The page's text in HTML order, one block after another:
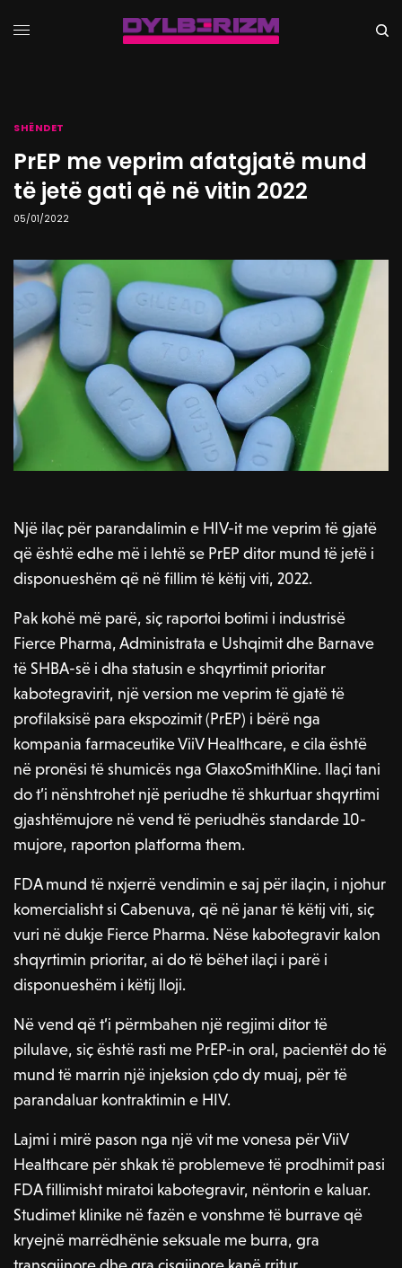
SHËNDET
PrEP me veprim afatgjatë mund
të jetë gati që në vitin 2022
05/01/2022
Një ilaç për parandalimin e HIV-it me veprim të gjatë
që është edhe më i lehtë se PrEP ditor mund të jetë i
disponueshëm që në fillim të këtij viti, 2022.
Pak kohë më parë, siç raportoi botimi i industrisë
Fierce Pharma, Administrata e Ushqimit dhe Barnave
të SHBA-së i dha statusin e shqyrtimit prioritar
kabotegravirit, një version me veprim të gjatë të
profilaksisë para ekspozimit (PrEP) i bërë nga
kompania farmaceutike ViiV Healthcare, e cila është
në pronësi të shumicës nga GlaxoSmithKline. Ilaçi tani
do t’i nënshtrohet një periudhe të shkurtuar shqyrtimi
gjashtëmujore në vend të periudhës standarde 10-
mujore, raporton platforma them.
FDA mund të nxjerrë vendimin e saj për ilaçin, i njohur
komercialisht si Cabenuva, që në janar të këtij viti, siç
vuri në dukje Fierce Pharma. Nëse kabotegravir kalon
shqyrtimin prioritar, ai do të bëhet ilaçi i parë i
disponueshëm i këtij lloji.
Në vend që t’i përmbahen një regjimi ditor të
pilulave, siç është rasti me PrEP-in oral, pacientët do të
mund të marrin një injeksion çdo dy muaj, për të
parandaluar kontraktimin e HIV.
Lajmi i mirë pason nga një vit me vonesa për ViiV
Healthcare për shkak të problemeve të prodhimit pasi
FDA fillimisht miratoi kabotegravir, nëntorin e kaluar.
Studimet klinike në fazën e vonshme të burrave që
kryejnë marrëdhënie seksuale me burra, gra